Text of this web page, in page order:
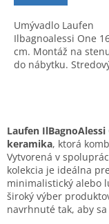
Umývadlo Laufen
Ilbagnoalessi One
cm. Montáž na
do nábytku.
Laufen IlBagnoAlessi
keramika, ktorá
Vytvorená v
kolekcia je ideálna
minimalistický alebo
široký výber
navrhnuté tak, aby